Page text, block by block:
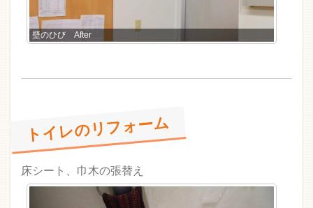
壁のひび After
トイレのリフォーム
床シート、巾木の張替え